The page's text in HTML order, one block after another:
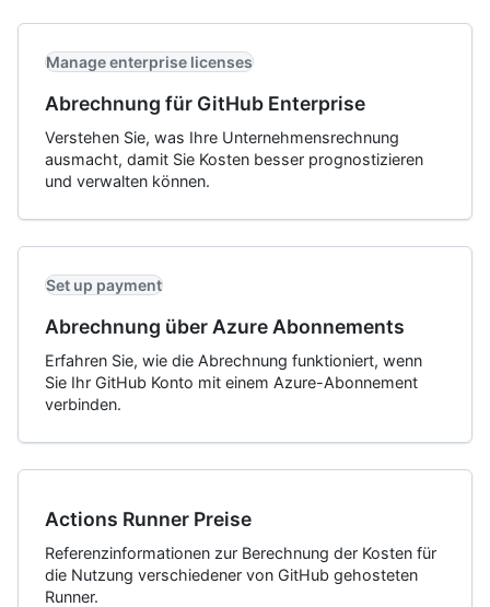
Manage enterprise licenses
Abrechnung für GitHub Enterprise
Verstehen Sie, was Ihre Unternehmensrechnung
ausmacht, damit Sie Kosten besser prognostizieren
und verwalten können.
Set up payment
Abrechnung über Azure Abonnements
Erfahren Sie, wie die Abrechnung funktioniert, wenn
Sie Ihr GitHub Konto mit einem Azure-Abonnement
verbinden.
Actions Runner Preise
Referenzinformationen zur Berechnung der Kosten für
die Nutzung verschiedener von GitHub gehosteten
Runner.